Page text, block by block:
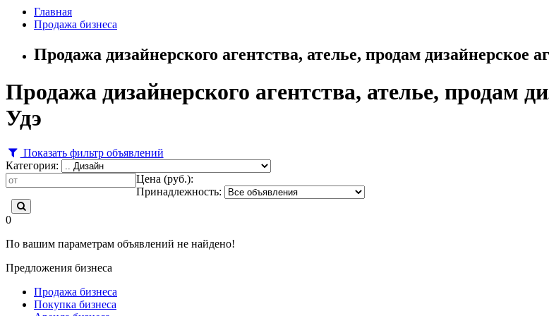
Главная
Продажа бизнеса
Продажа дизайнерского агентства, ателье, продам дизайнерское
Продажа дизайнерского агентства, ателье, продам
Удэ
Показать фильтр объявлений
Категория:
Цена (руб.):
Принадлежность:
0
По вашим параметрам объявлений не найдено!
Предложения бизнеса
Продажа бизнеса
Покупка бизнеса